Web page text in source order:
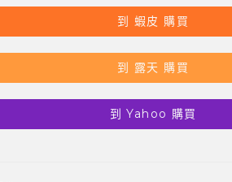
到 蝦皮 購買
到 露天 購買
到 Yahoo 購買